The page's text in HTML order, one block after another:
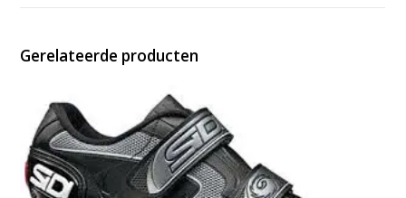
Gerelateerde producten